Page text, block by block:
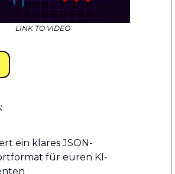
LINK TO VIDEO
ein klares JSON-
für euren KI-